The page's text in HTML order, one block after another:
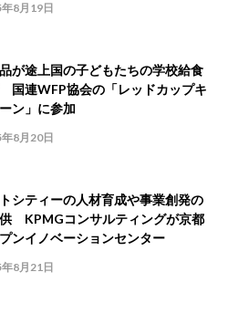
8月19日
が途上国の子どもたちの学校給食
国連WFP協会の「レッドカップキ
ン」に参加
8月20日
シティーの人材育成や事業創発の
KPMGコンサルティングが京都
ンイノベーションセンター
8月21日